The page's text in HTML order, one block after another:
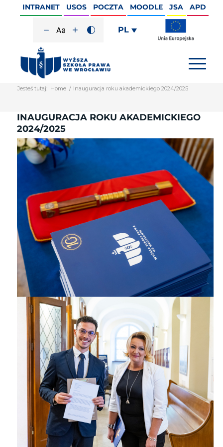
INTRANET USOS POCZTA MOODLE JSA APD
PL
Jesteś tutaj: Home / Inauguracja roku akademickiego 2024/2025
INAUGURACJA ROKU AKADEMICKIEGO
2024/2025